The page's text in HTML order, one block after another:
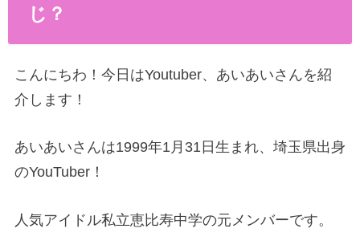
じ？
こんにちわ！今日はYoutuber、あいあいさんを紹
介します！
あいあいさんは1999年1月31日生まれ、埼玉県出身
のYouTuber！
人気アイドル私立恵比寿中学の元メンバーです。